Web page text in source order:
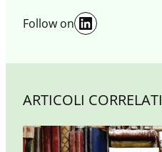
Follow on LinkedIn
ARTICOLI CORRELATI